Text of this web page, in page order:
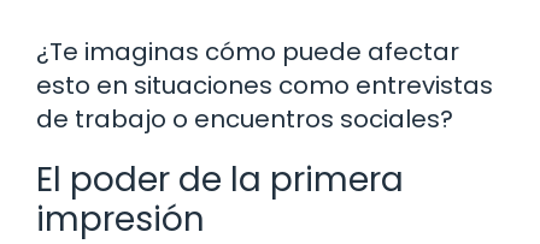
¿Te imaginas cómo puede afectar
esto en situaciones como entrevistas
de trabajo o encuentros sociales?
El poder de la primera
impresión